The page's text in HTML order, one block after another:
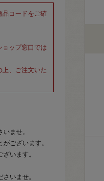
品コードをご確
ョップ窓口では
、ご注文いた
ませ。
ございます。
います。
いませ。